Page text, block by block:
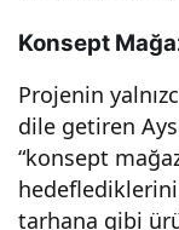
Konsept
Projenin
dile getiren
“konsept
tarhana gibi